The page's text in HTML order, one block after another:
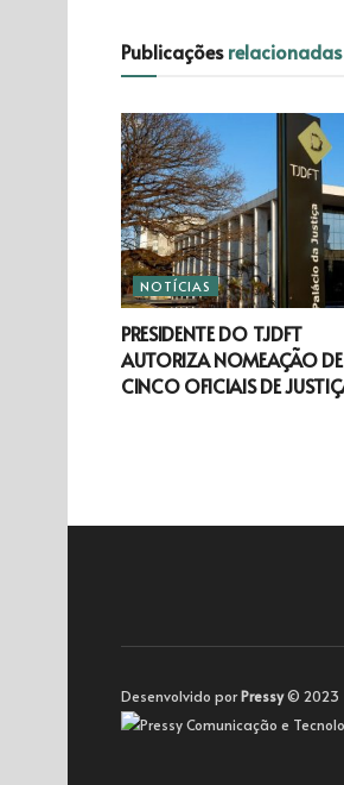
Publicaçõesrelacionadas
NOTÍCIAS
PRESIDENTE DO TJDFT
AUTORIZA NOMEAÇÃO
CINCO OFICIAIS DE
Desenvolvido porPressy© 2023